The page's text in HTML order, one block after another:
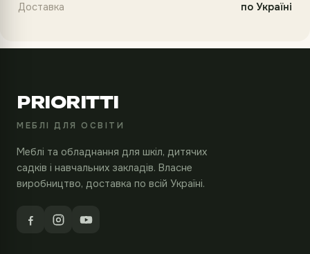
Доставка по Україні
PRIORITTI
МЕБЛІ ДЛЯ ОСВІТИ
Меблі та обладнання для шкіл, дитячих
садків і навчальних закладів. Власне
виробництво, доставка по всій Україні.